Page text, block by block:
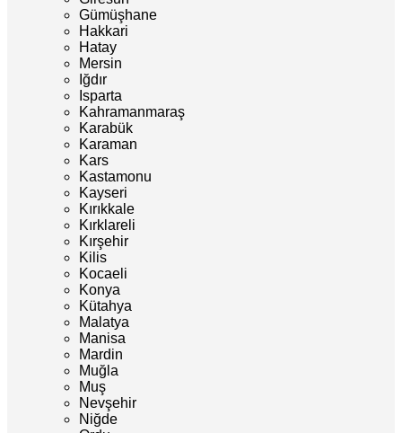
Gümüşhane
Hakkari
Hatay
Mersin
Iğdır
Isparta
Kahramanmaraş
Karabük
Karaman
Kars
Kastamonu
Kayseri
Kırıkkale
Kırklareli
Kırşehir
Kilis
Kocaeli
Konya
Kütahya
Malatya
Manisa
Mardin
Muğla
Muş
Nevşehir
Niğde